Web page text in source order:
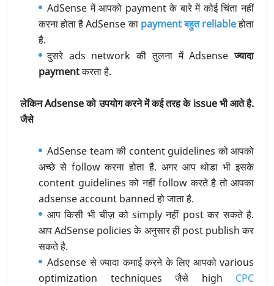
AdSense में आपको payment के बारे में कोई चिंता नहीं
करना होता है AdSense का payment बहुत reliableहोता
है.
दुसरे ads network की तुलना में Adsenseज्यादा
paymentकरता है.
लेकिन Adsense को उपयोग करने में कई तरह के issue भी आते है.
जैसे
AdSense team की content guidelines को आपको
अच्छे से follow करना होता है. अगर आप थोडा भी इसके
content guidelines को नहीं follow करते है तो आपका
adsense account banned हो जाता है.
आप किसी भी चीज़ को simply नहीं post कर सकते है.
आप AdSense policies के अनुसार ही post publish कर
सकते है.
Adsense से ज्यादा कमाई करने के लिए आपको various
optimization techniques जैसे high CPC